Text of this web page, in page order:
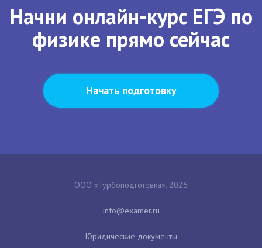
Начни онлайн-курс ЕГЭ по
физике прямо сейчас
Начать подготовку
ООО «Турбоподготовка», 2026
Юридические документы